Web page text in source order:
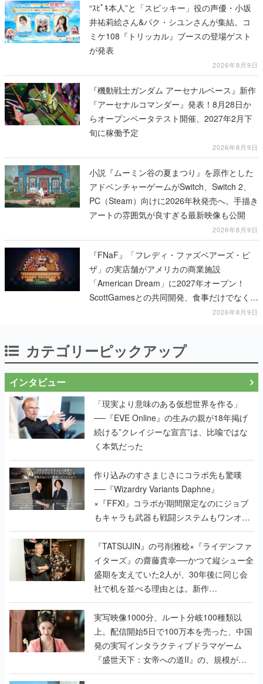
“ｽﾋﾟｷ本人”と「スピッキー」役の声優・小坂
井祐莉絵さん&パク・シユンさんが集結。コ
ミケ108『トリッカル』ブースの登場ゲスト
が発表
2026年8月9日
『機動戦士ガンダム アーセナルベース』新作
『アーセナルコマンダー』発表！8月28日か
らオープンベータテスト開催、2027年2月下
旬に稼働予定
2026年8月9日
小説『ムーミン谷の夏まつり』を原作とした
アドベンチャーゲームがSwitch、Switch 2、
PC（Steam）向けに2026年秋発売へ。手描き
アートの雰囲気が良すぎる最新映像も公開
2026年8月9日
『FNaF』「フレディ・ファズベアーズ・ピ
ザ」の実店舗がアメリカの商業施設
「American Dream」に2027年オープン！
ScottGamesとの共同開発、食事だけでなくス
テージショーや没入型のホラー体験も楽しめ
2026年8月9日
カテゴリーピックアップ
インタビュー
「現実より意味のある仮想世界を作る」
──『EVE Online』の生みの親が18年掲げ
続ける”クレイジーな宣言”は、比喩ではな
く本気だった
作り込みのすさまじさにコラボ先も驚嘆
──『Wizardry Variants Daphne』
×『FFXI』コラボが期間限定なのにジョブ
もキャラも武器も戦闘システムもワンオフ
で作り込まれた理由を両ディレクターに聞
く
『TATSUJIN』の弓削雅稔×『ライデンファ
イターズ』の齋藤貴幸──かつて縦シュー全
盛期を支えていた2人が、30年後に同じ会
社で机を並べる理由とは。新作
『TATSUJIN EXTREME』で初タッグを組
んだレジェンド2人に訊く開発秘話
実写映像1000分、ルート分岐100種類以
上。配信開始5日で100万本を売った、中国
発の実写インタラクティブドラマゲーム
『盛世天下：女帝への道II』の、規模が違
うこだわりをプロデューサーに聞いた